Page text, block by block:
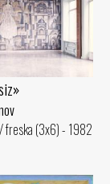
freska (3x6) - 1982